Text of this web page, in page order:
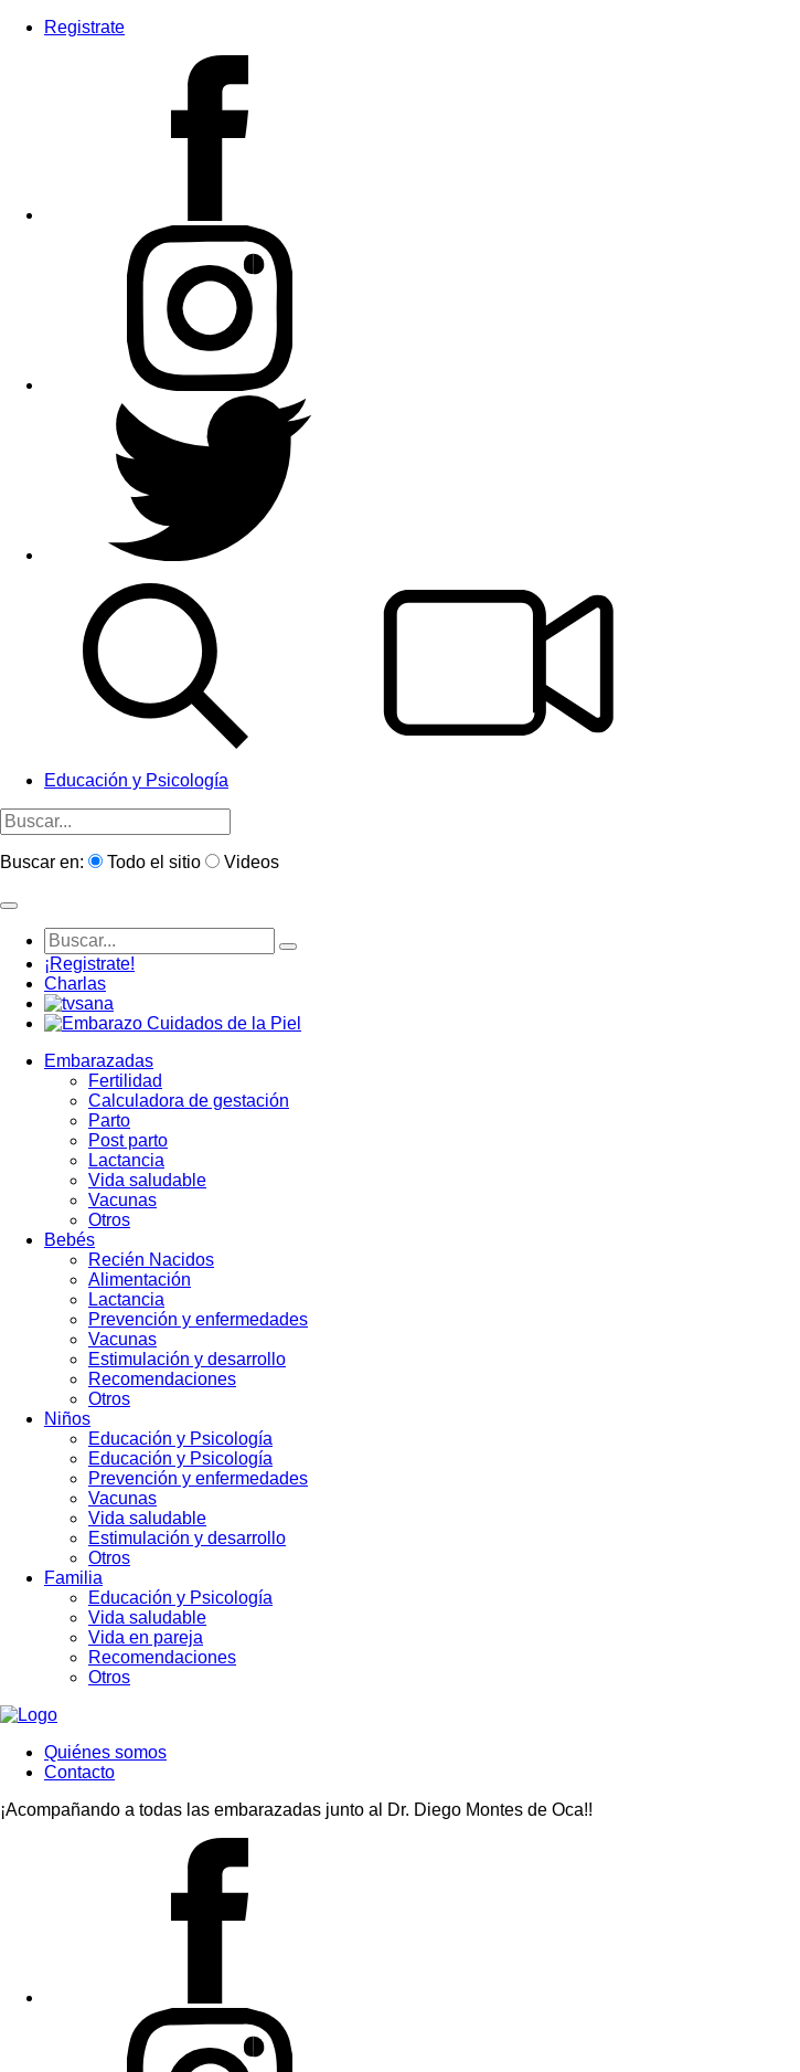
Registrate
Educación y Psicología
Buscar en: Todo el sitio Videos
¡Registrate!
Charlas
Embarazadas
Fertilidad
Calculadora de gestación
Parto
Post parto
Lactancia
Vida saludable
Vacunas
Otros
Bebés
Recién Nacidos
Alimentación
Lactancia
Prevención y enfermedades
Vacunas
Estimulación y desarrollo
Recomendaciones
Otros
Niños
Educación y Psicología
Educación y Psicología
Prevención y enfermedades
Vacunas
Vida saludable
Estimulación y desarrollo
Otros
Familia
Educación y Psicología
Vida saludable
Vida en pareja
Recomendaciones
Otros
Quiénes somos
Contacto
¡Acompañando a todas las embarazadas junto al Dr. Diego Montes de Oca!!